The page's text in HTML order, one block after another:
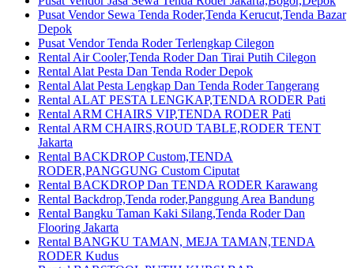
Pusat Vendor Sewa Tenda Roder,Tenda Kerucut,Tenda Bazar
Depok
Pusat Vendor Tenda Roder Terlengkap Cilegon
Rental Air Cooler,Tenda Roder Dan Tirai Putih Cilegon
Rental Alat Pesta Dan Tenda Roder Depok
Rental Alat Pesta Lengkap Dan Tenda Roder Tangerang
Rental ALAT PESTA LENGKAP,TENDA RODER Pati
Rental ARM CHAIRS VIP,TENDA RODER Pati
Rental ARM CHAIRS,ROUD TABLE,RODER TENT
Jakarta
Rental BACKDROP Custom,TENDA
RODER,PANGGUNG Custom Ciputat
Rental BACKDROP Dan TENDA RODER Karawang
Rental Backdrop,Tenda roder,Panggung Area Bandung
Rental Bangku Taman Kaki Silang,Tenda Roder Dan
Flooring Jakarta
Rental BANGKU TAMAN, MEJA TAMAN,TENDA
RODER Kudus